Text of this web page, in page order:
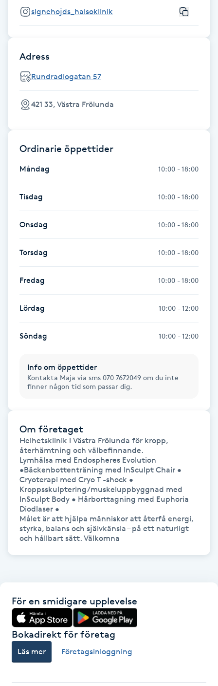
Friskvårdsmassage
Frisör
Färgning
G
Gelenaglar
Gellack
Gellack med förstärkning
Gravidmassage
Gravidyoga
Gruppträning
Hatha Yoga
Healing
Herrklippning
HIFU
Hollywood Peel
Hot Stone Massage
Hudföryngring
Huduppstramning
Hudvård
signehojds_halsoklinik
Adress
Rundradiogatan 57
421 33, Västra Frölunda
Ordinarie öppettider
Måndag 10:00 - 18:00
Tisdag 10:00 - 18:00
Onsdag 10:00 - 18:00
Torsdag 10:00 - 18:00
Fredag 10:00 - 18:00
Lördag 10:00 - 12:00
Söndag 10:00 - 12:00
Info om öppettider
Kontakta Maja via sms 070 7672049 om du inte
finner någon tid som passar dig.
Om företaget
Helhetsklinik i Västra Frölunda för kropp,
återhämtning och välbefinnande.
Lymhälsa med Endospheres Evolution
•Bäckenbottenträning med InSculpt Chair •
Cryoterapi med Cryo T -shock •
Kroppsskulptering/muskeluppbyggnad med
InSculpt Body • Hårborttagning med Euphoria
Diodlaser •
Målet är att hjälpa människor att återfå energi,
styrka, balans och självkänsla – på ett naturligt
och hållbart sätt. Välkomna
För en smidigare upplevelse
Bokadirekt för företag
Läs mer Företagsinloggning